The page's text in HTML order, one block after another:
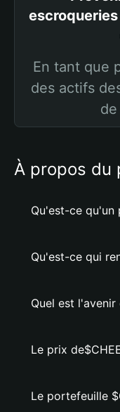
En tant que
des actifs
À propos du
Qu'est-ce qu'un
Qu'est-ce qui
Quel est l'avenir
Le prix
Le portefeuille